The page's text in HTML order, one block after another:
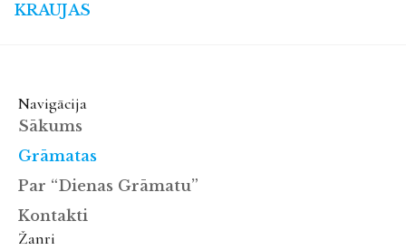
KRAUJAS
Navigācija
Sākums
Grāmatas
Par “Dienas Grāmatu”
Kontakti
Žanri